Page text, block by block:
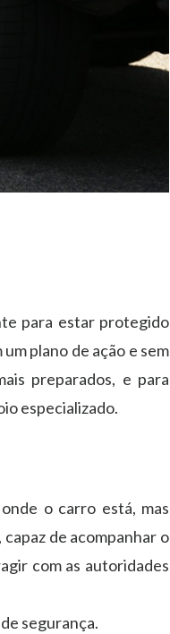
para estar protegido
plano de ação e sem
preparados, e para
especializado.
o carro está, mas
capaz de acompanhar o
com as autoridades
segurança.